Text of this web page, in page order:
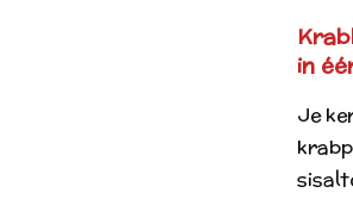
in
Je